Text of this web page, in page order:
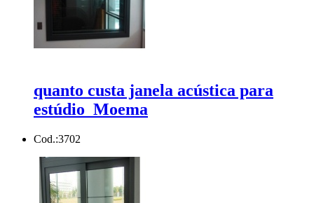
quanto custa janela acústica para
estúdio Moema
Cod.:3702